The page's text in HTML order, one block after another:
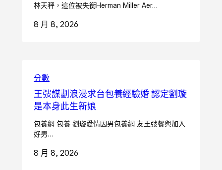
林天秤，這位被失衡Herman Miller Aer…
8 月 8, 2026
分數
王弢謀劃浪漫求台包養經驗婚 認定劉璇
是本身此生新娘
包養網 包養 劉璇愛情因男包養網 友王弢餐與加入
好男…
8 月 8, 2026